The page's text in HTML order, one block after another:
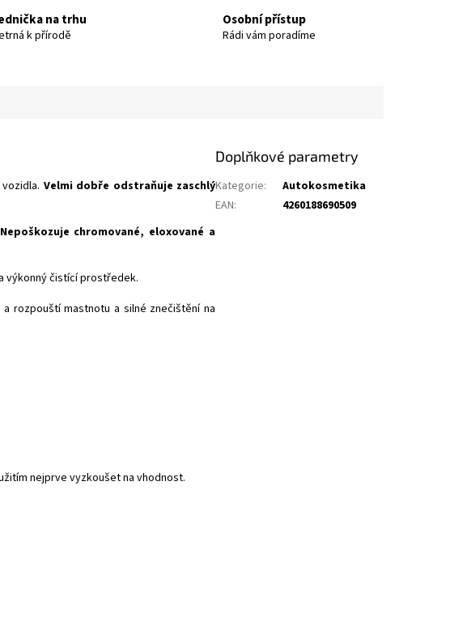
na trhu
k přírodě
Osobní přístup
Rádi vám poradíme
Velmi dobře odstraňuje zaschlý
Nepoškozuje chromované, eloxované a
výkonný čistící prostředek.
rozpouští mastnotu a silné znečištění na
nejprve vyzkoušet na vhodnost.
Doplňkové parametry
Kategorie:
Autokosmetika
EAN: 4260188690509